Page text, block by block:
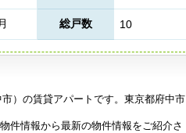
総戸数 10
）の賃貸アパートです。東京都府中市
件情報から最新の物件情報をご紹介さ